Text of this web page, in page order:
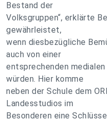
Bestand der
Volksgruppen“, erklärte
gewährleistet,
wenn diesbezügliche
auch von einer
entsprechenden
würden. Hier komme
neben der Schule dem
Landesstudios im
Besonderen eine